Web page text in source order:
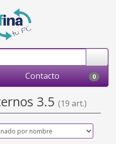
Contacto 0
3.5 (19 art.)